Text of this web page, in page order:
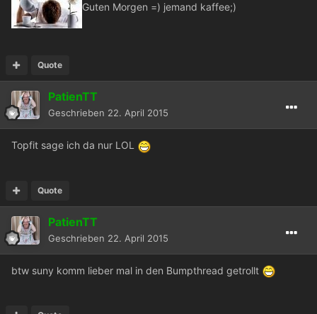
Guten Morgen =) jemand kaffee;)
Quote
PatienTT
Geschrieben 22. April 2015
Topfit sage ich da nur LOL
Quote
PatienTT
Geschrieben 22. April 2015
btw suny komm lieber mal in den Bumpthread getrollt